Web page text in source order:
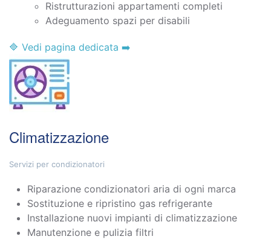
Ristrutturazioni appartamenti completi
Adeguamento spazi per disabili
🔷 Vedi pagina dedicata ➡️
Climatizzazione
Servizi per condizionatori
Riparazione condizionatori aria di ogni marca
Sostituzione e ripristino gas refrigerante
Installazione nuovi impianti di climatizzazione
Manutenzione e pulizia filtri